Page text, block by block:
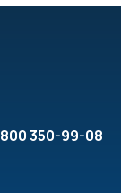
350-99-08